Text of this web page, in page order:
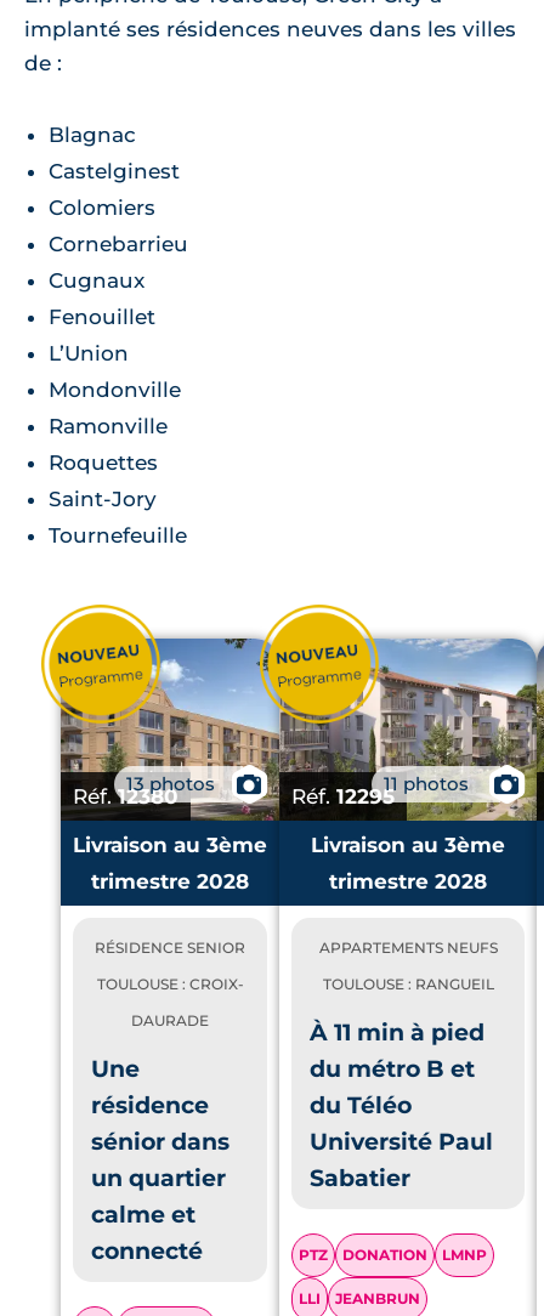
implanté ses résidences neuves dans les villes
de :
Blagnac
Castelginest
Colomiers
Cornebarrieu
Cugnaux
Fenouillet
L’Union
Mondonville
Ramonville
Roquettes
Saint-Jory
Tournefeuille
Réf.12380
13 photos 📷
Livraison au 3ème
trimestre 2028
RÉSIDENCE SENIOR
TOULOUSE : CROIX-
DAURADE
Une
résidence
sénior dans
un quartier
calme et
connecté
Réf. 12295
11 photos 📷
Livraison au 3ème
trimestre 2028
APPARTEMENTS NEUFS
TOULOUSE : RANGUEIL
À 11 min à pied
du métro B et
du Téléo
Université Paul
Sabatier
PTZ DONATION LMNP
LLI JEANBRUN